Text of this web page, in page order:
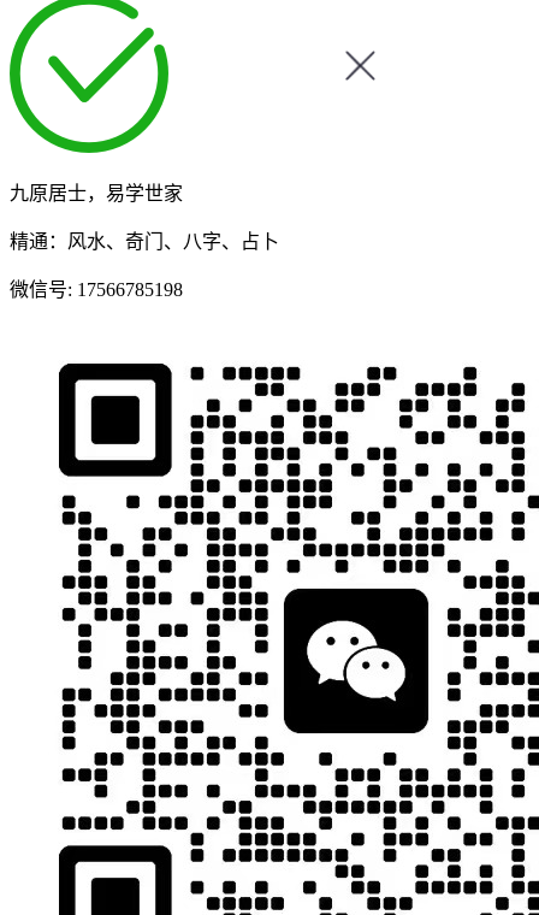
九原居士，易学世家
精通：风水、奇门、八字、占卜
微信号: 17566785198